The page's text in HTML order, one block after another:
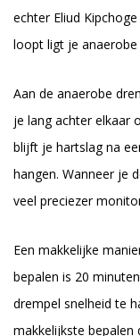
echter Eliud
loopt ligt je
Aan de anaerobe
je lang achter elkaar
blijft je hartslag na
hangen. Wanneer je
veel preciezer
Een makkelijke
bepalen is 20
drempel snelheid te
makkelijkste